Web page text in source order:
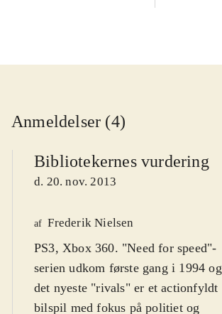
Anmeldelser (4)
Bibliotekernes vurdering
d. 20. nov. 2013
af Frederik Nielsen
PS3, Xbox 360. "Need for speed"-
serien udkom første gang i 1994 og
det nyeste "rivals" er et actionfyldt
bilspil med fokus på politiet og